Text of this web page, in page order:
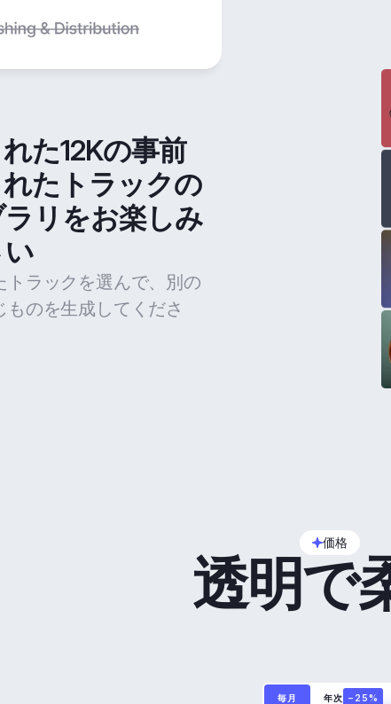
た12Kの事前
たトラックの
リをお楽しみ
い
トラックを選んで、別の
ものを生成してくださ
価格
透明で
毎月 年次 −25%